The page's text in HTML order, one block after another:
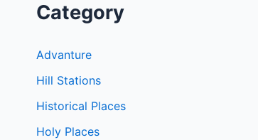
Category
Advanture
Hill Stations
Historical Places
Holy Places